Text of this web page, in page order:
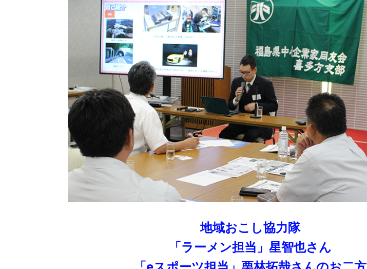
地域おこし協力隊
「ラーメン担当」星智也さん